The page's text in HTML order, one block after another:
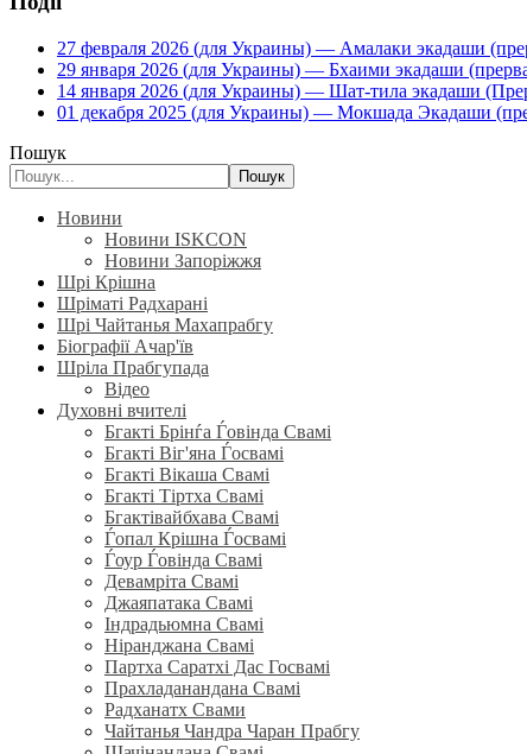
27 февраля 2026 (для Украины) — Амалаки экадаши
29 января 2026 (для Украины) — Бхаими экадаши
14 января 2026 (для Украины) — Шат-тила экадаши
01 декабря 2025 (для Украины) — Мокшада Экадаши
Пошук
Пошук
Новини
Новини ISKCON
Новини Запоріжжя
Шрі Крішна
Шріматі Радхарані
Шрі Чайтанья Махапрабгу
Біографії Ачар'їв
Шріла Прабгупада
Відео
Духовні вчителі
Бгакті Брінѓа Ѓовінда Свамі
Бгакті Віг'яна Ѓосвамі
Бгакті Вікаша Свамі
Бгакті Тіртха Свамі
Бгактівайбхава Свамі
Ѓопал Крішна Ѓосвамі
Ѓоур Ѓовінда Свамі
Девамріта Свамі
Джаяпатака Свамі
Індрадьюмна Свамі
Ніранджана Свамі
Партха Саратхі Дас Госвамі
Прахладанандана Свамі
Радханатх Свами
Чайтанья Чандра Чаран Прабгу